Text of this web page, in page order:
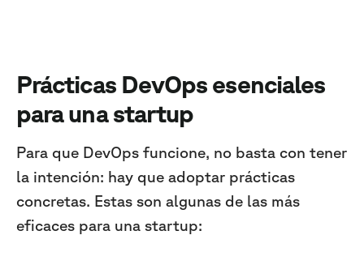
Prácticas DevOps esenciales
para una startup
Para que DevOps funcione, no basta con tener
la intención: hay que adoptar prácticas
concretas. Estas son algunas de las más
eficaces para una startup: